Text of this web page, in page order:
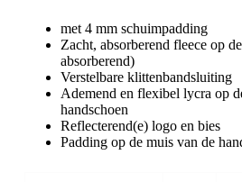
met 4 mm schuimpadding
Zacht, absorberend fleece op
absorberend)
Verstelbare klittenbandsluiting
Ademend en flexibel lycra op
handschoen
Reflecterend(e) logo en bies
Padding op de muis van de